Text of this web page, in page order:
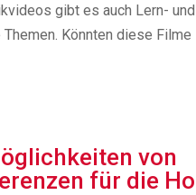
gibt es auch Lern-
Könnten diese Filme
von
für die